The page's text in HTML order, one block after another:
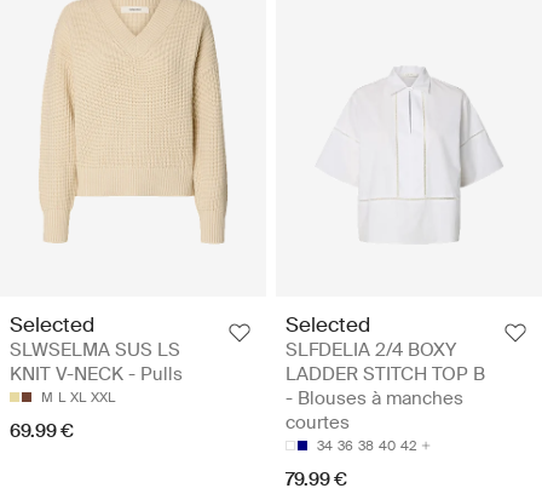
Selected
SLWSELMA SUS LS
KNIT V-NECK - Pulls
M L XL XXL
69.99 €
Selected
SLFDELIA 2/4 BOXY
LADDER STITCH TOP B
- Blouses à manches
courtes
34 36 38 40 42
79.99 €